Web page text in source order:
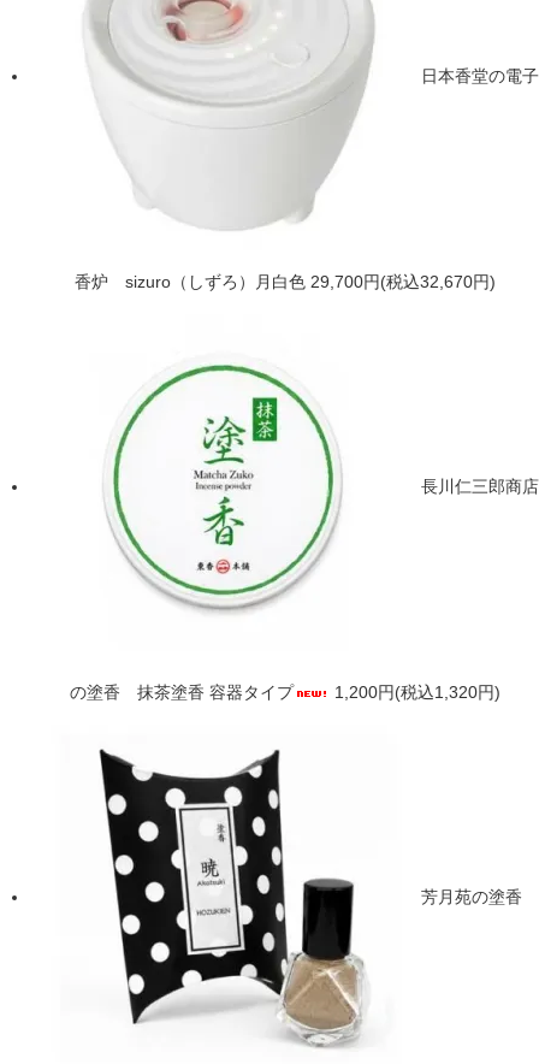
日本香堂の電子
香炉 sizuro（しずろ）月白色 29,700円(税込32,670円)
長川仁三郎商店
の塗香 抹茶塗香 容器タイプ 1,200円(税込1,320円)
芳月苑の塗香